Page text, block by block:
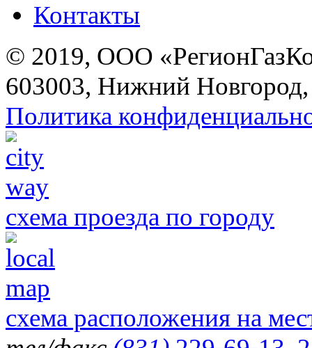
Контакты
© 2019, ООО
603003, Нижний
Политика
схема проезда по городу
схема расположения на